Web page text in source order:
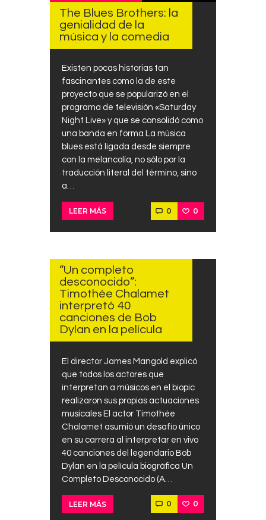
The Blues Brothers: la
genialidad de la
música y la comedia
Existen pocas historias tan
fascinantes como la de este
proyecto que se popularizó en el
programa de televisión «Saturday
Night Live» y que se consolidó como
una banda en forma La música
blues está ligada desde siempre
con la melancolía, no sólo por la
traducción literal del término, sino
a…
LEER MÁS 0 0
8, 2024
“Un completo
desconocido”:
Timothée Chalamet
interpretó 40
canciones de Bob
Dylan en la película
El director James Mangold explicó
que todos los actores que
interpretan a músicos en el biopic
realizaron sus propias actuaciones
musicales El actor Timothée
Chalamet asumió un desafío único
en su carrera al interpretar en vivo
40 canciones del legendario Bob
Dylan en la película biográfica Un
Completo Desconocido (A…
LEER MÁS 0 0